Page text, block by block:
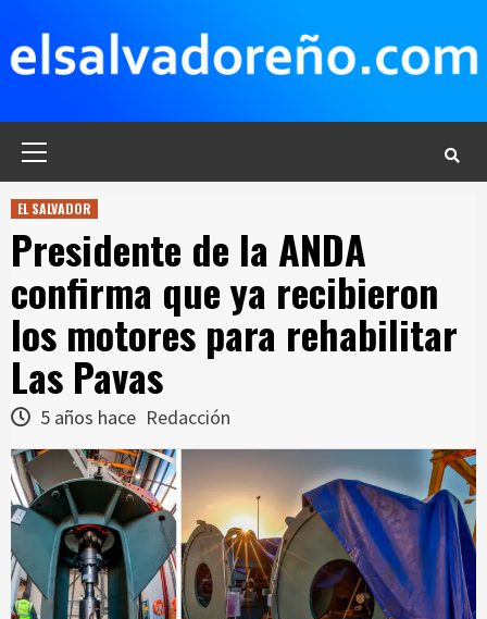
contenido
EL SALVADOR
Presidente de la ANDA
confirma que ya recibieron
los motores para rehabilitar
Las Pavas
5 años hace Redacción